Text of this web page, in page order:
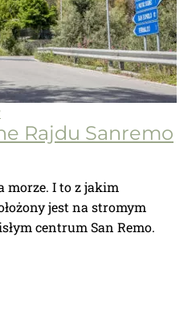
Rajdu Sanremo
morze. I to z jakim
jest na stromym
centrum San Remo.